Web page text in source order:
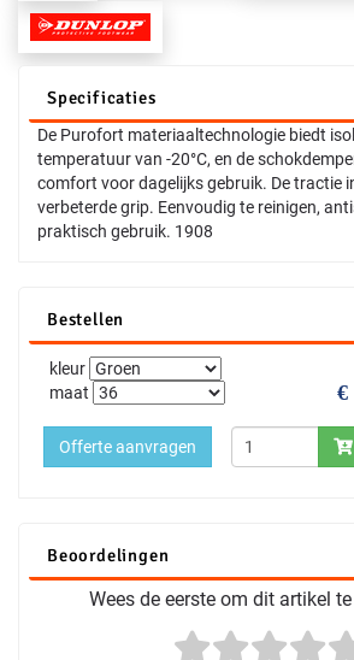
Specificaties
De Purofort materiaaltechnologie biedt
temperatuur van -20°C, en de
comfort voor dagelijks gebruik. De tractie
verbeterde grip. Eenvoudig te reinigen,
praktisch gebruik. 1908
Bestellen
€
kleur
maat
Offerte aanvragen
Beoordelingen
Wees de eerste om dit artikel